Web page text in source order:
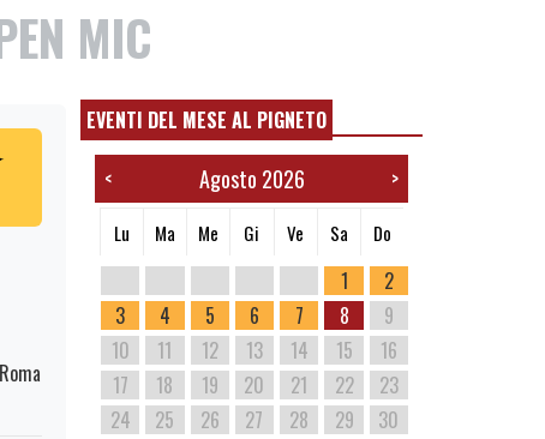
MIC
EVENTI DEL MESE AL PIGNETO
< Agosto 2026 >
Lu Ma Me Gi Ve Sa Do
1
2
3
4 5 6 7 8
9
10
11 12 13 14 15
16
17
18 19 20 21 22
23
24
25 26 27 28 29
30